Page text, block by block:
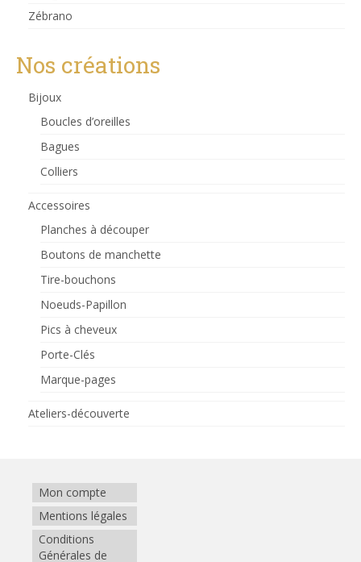
Zébrano
Nos créations
Bijoux
Boucles d’oreilles
Bagues
Colliers
Accessoires
Planches à découper
Boutons de manchette
Tire-bouchons
Noeuds-Papillon
Pics à cheveux
Porte-Clés
Marque-pages
Ateliers-découverte
Mon compte
Mentions légales
Conditions
Générales de